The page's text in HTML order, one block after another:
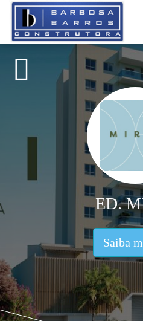
Institucional
Imóveis
Lançamentos
Pesquisa de Satisfação
ED. ACQUA
Saiba